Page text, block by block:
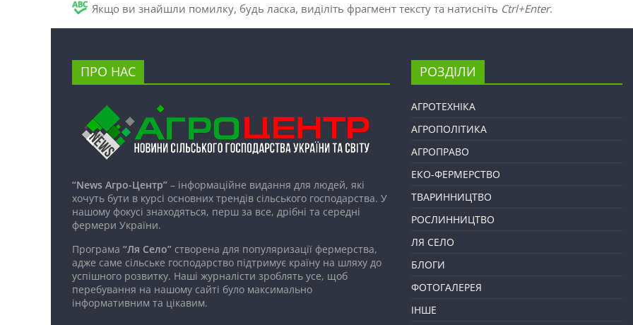
Якщо ви знайшли помилку, будь ласка, виділіть фрагмент тексту та натисніть Ctrl+Enter.
ПРО НАС
“News Агро-Центр” – інформаційне видання для людей, які
хочуть бути в курсі основних трендів сільського господарства. У
нашому фокусі знаходяться, перш за все, дрібні та середні
фермери України.
Програма “Ля Село” створена для популяризації фермерства,
адже саме сільське господарство підтримує країну на шляху до
успішного розвитку. Наші журналісти зроблять усе, щоб
перебування на нашому сайті було максимально
інформативним та цікавим.
РОЗДІЛИ
АГРОТЕХНІКА
АГРОПОЛІТИКА
АГРОПРАВО
ЕКО-ФЕРМЕРСТВО
ТВАРИННИЦТВО
РОСЛИННИЦТВО
ЛЯ СЕЛО
БЛОГИ
ФОТОГАЛЕРЕЯ
ІНШЕ